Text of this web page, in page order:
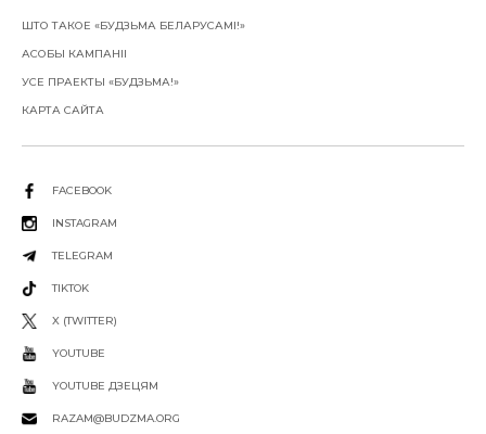
ШТО ТАКОЕ «БУДЗЬМА БЕЛАРУСАМІ!»
АСОБЫ КАМПАНІІ
УСЕ ПРАЕКТЫ «БУДЗЬМА!»
КАРТА САЙТА
FACEBOOK
INSTAGRAM
TELEGRAM
TIKTOK
X (TWITTER)
YOUTUBE
YOUTUBE ДЗЕЦЯМ
RAZAM@BUDZMA.ORG